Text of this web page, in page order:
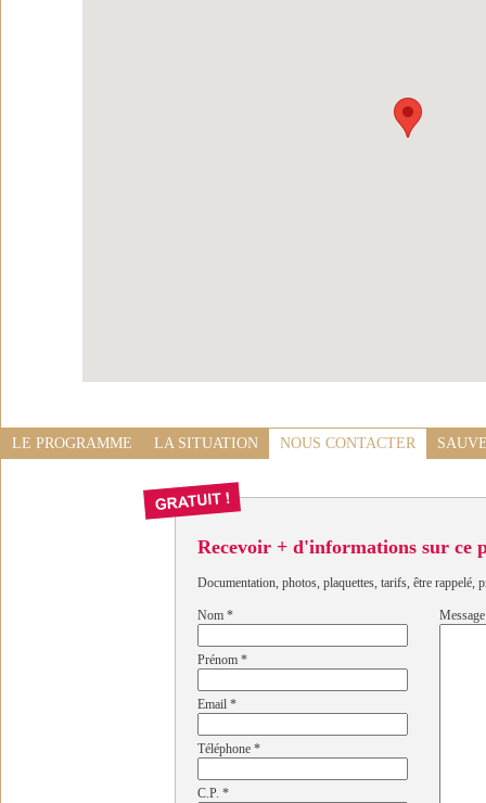
LE PROGRAMME LA SITUATION NOUS CONTACTER
Recevoir + d'informations sur ce
Documentation, photos, plaquettes, tarifs, être rappelé,
Nom *
Prénom *
Email *
Téléphone *
C.P. *
Message